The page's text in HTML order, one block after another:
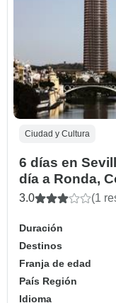
Ciudad y Cultura
6 días en
día a Ronda,
3.0 (1
Duración
Destinos
Franja de edad
País Región
Idioma